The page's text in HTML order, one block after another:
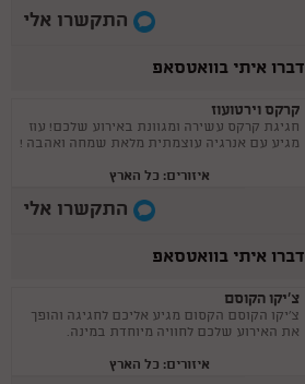
התקשרו אלי
דברו איתי בוואטסאפ
קרקס וירטועוז
חגיגת קרקס עשירה ומגוונת באירוע שלכם! עוז
מגיע עם אנרגיה עוצמתית מלאת שמחה ואהבה !
איזורים: כל הארץ
התקשרו אלי
דברו איתי בוואטסאפ
צ'יקו הקוסם
צ'יקו הקוסם הקסום מגיע אליכם לחגיגה והופך
את האירוע שלכם לחוויה מיוחדת במינה.
איזורים: כל הארץ